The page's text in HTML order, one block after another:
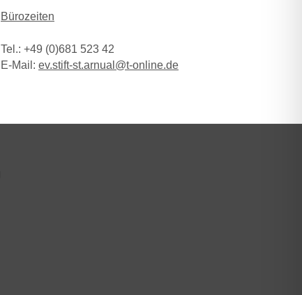
Bürozeiten
Tel.: +49 (0)681 523 42
E-Mail: ev.stift-st.arnual@t-online.de